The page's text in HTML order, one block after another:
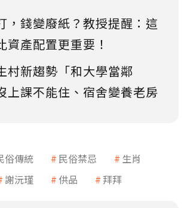
，錢變廢紙？教授提醒：這
資產配置更重要！
村新趨勢「和大學當鄰
上課不能住、宿舍變養老房
俗傳統 民俗禁忌
生肖
謝沅瑾 供品 拜拜